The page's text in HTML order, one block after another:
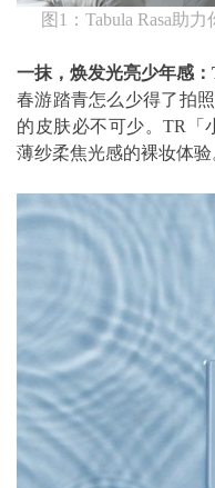
图1：Tabula Rasa助
一抹，焕发光亮少年感
春游踏青怎么少得了拍
的皮肤必不可少。TR「
薄纱柔焦光感的裸妆体验